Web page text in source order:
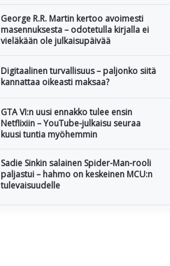
George R.R. Martin kertoo avoimesti
masennuksesta – odotetulla kirjalla ei
vieläkään ole julkaisupäivää
Digitaalinen turvallisuus – paljonko siitä
kannattaa oikeasti maksaa?
GTA VI:n uusi ennakko tulee ensin
Netflixiin – YouTube-julkaisu seuraa
kuusi tuntia myöhemmin
Sadie Sinkin salainen Spider-Man-rooli
paljastui – hahmo on keskeinen MCU:n
tulevaisuudelle